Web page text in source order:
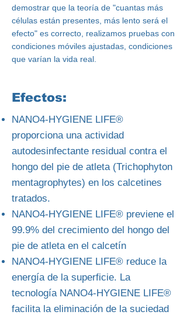
demostrar que la teoría de "cuantas más
células están presentes, más lento será el
efecto" es correcto, realizamos pruebas con
condiciones móviles ajustadas, condiciones
que varían la vida real.
Efectos:
NANO4-HYGIENE LIFE®
proporciona una actividad
autodesinfectante residual contra el
hongo del pie de atleta (Trichophyton
mentagrophytes) en los calcetines
tratados.
NANO4-HYGIENE LIFE® previene el
99.9% del crecimiento del hongo del
pie de atleta en el calcetín
NANO4-HYGIENE LIFE® reduce la
energía de la superficie. La
tecnología NANO4-HYGIENE LIFE®
facilita la eliminación de la suciedad